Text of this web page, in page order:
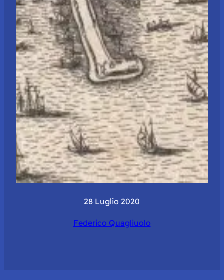
28 Luglio 2020
Federico Quagliuolo